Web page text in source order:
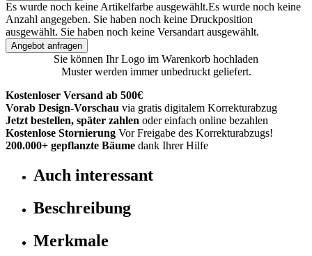
Es wurde noch keine Artikelfarbe ausgewählt.Es wurde noch keine
Anzahl angegeben. Sie haben noch keine Druckposition
ausgewählt. Sie haben noch keine Versandart ausgewählt.
Angebot anfragen
Sie können Ihr Logo im Warenkorb hochladen
Muster werden immer unbedruckt geliefert.
Kostenloser Versand ab 500€
Vorab Design-Vorschau via gratis digitalem Korrekturabzug
Jetzt bestellen, später zahlen oder einfach online bezahlen
Kostenlose Stornierung Vor Freigabe des Korrekturabzugs!
200.000+ gepflanzte Bäume dank Ihrer Hilfe
Auch interessant
Beschreibung
Merkmale